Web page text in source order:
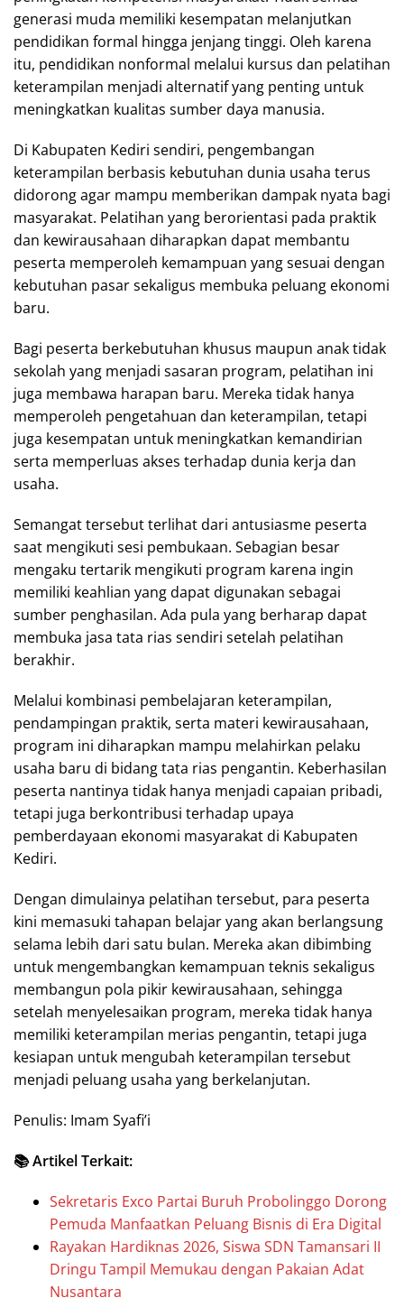
generasi muda memiliki kesempatan melanjutkan
pendidikan formal hingga jenjang tinggi. Oleh karena
itu, pendidikan nonformal melalui kursus dan pelatihan
keterampilan menjadi alternatif yang penting untuk
meningkatkan kualitas sumber daya manusia.
Di Kabupaten Kediri sendiri, pengembangan
keterampilan berbasis kebutuhan dunia usaha terus
didorong agar mampu memberikan dampak nyata bagi
masyarakat. Pelatihan yang berorientasi pada praktik
dan kewirausahaan diharapkan dapat membantu
peserta memperoleh kemampuan yang sesuai dengan
kebutuhan pasar sekaligus membuka peluang ekonomi
baru.
Bagi peserta berkebutuhan khusus maupun anak tidak
sekolah yang menjadi sasaran program, pelatihan ini
juga membawa harapan baru. Mereka tidak hanya
memperoleh pengetahuan dan keterampilan, tetapi
juga kesempatan untuk meningkatkan kemandirian
serta memperluas akses terhadap dunia kerja dan
usaha.
Semangat tersebut terlihat dari antusiasme peserta
saat mengikuti sesi pembukaan. Sebagian besar
mengaku tertarik mengikuti program karena ingin
memiliki keahlian yang dapat digunakan sebagai
sumber penghasilan. Ada pula yang berharap dapat
membuka jasa tata rias sendiri setelah pelatihan
berakhir.
Melalui kombinasi pembelajaran keterampilan,
pendampingan praktik, serta materi kewirausahaan,
program ini diharapkan mampu melahirkan pelaku
usaha baru di bidang tata rias pengantin. Keberhasilan
peserta nantinya tidak hanya menjadi capaian pribadi,
tetapi juga berkontribusi terhadap upaya
pemberdayaan ekonomi masyarakat di Kabupaten
Kediri.
Dengan dimulainya pelatihan tersebut, para peserta
kini memasuki tahapan belajar yang akan berlangsung
selama lebih dari satu bulan. Mereka akan dibimbing
untuk mengembangkan kemampuan teknis sekaligus
membangun pola pikir kewirausahaan, sehingga
setelah menyelesaikan program, mereka tidak hanya
memiliki keterampilan merias pengantin, tetapi juga
kesiapan untuk mengubah keterampilan tersebut
menjadi peluang usaha yang berkelanjutan.
Penulis: Imam Syafi’i
📚 Artikel Terkait:
Sekretaris Exco Partai Buruh Probolinggo Dorong
Pemuda Manfaatkan Peluang Bisnis di Era Digital
Rayakan Hardiknas 2026, Siswa SDN Tamansari II
Dringu Tampil Memukau dengan Pakaian Adat
Nusantara